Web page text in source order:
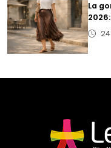
La